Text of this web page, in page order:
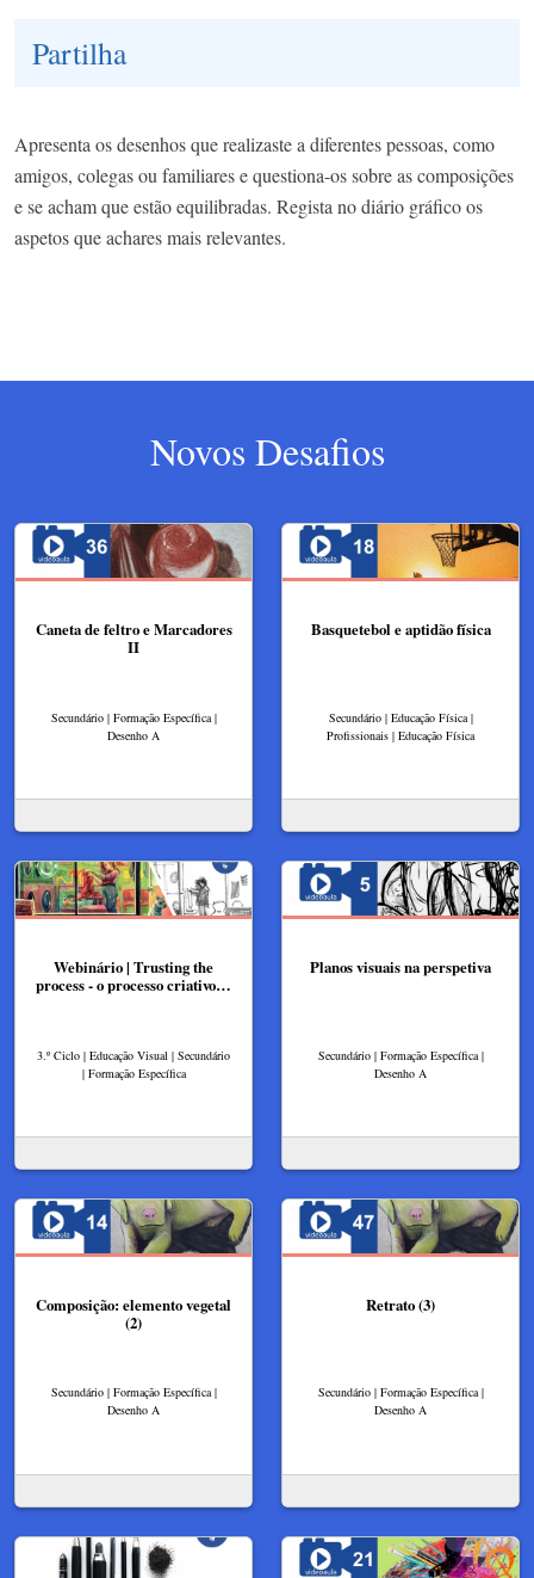
Partilha
Apresenta os desenhos que realizaste a diferentes pessoas, como
amigos, colegas ou familiares e questiona-os sobre as composições
e se acham que estão equilibradas. Regista no diário gráfico os
aspetos que achares mais relevantes.
Novos Desafios
Caneta de feltro e Marcadores
II
Secundário | Formação Específica |
Desenho A
Basquetebol e aptidão física
Secundário | Educação Física |
Profissionais | Educação Física
Webinário | Trusting the
process - o processo criativo…
3.º Ciclo | Educação Visual | Secundário
| Formação Específica
Planos visuais na perspetiva
Secundário | Formação Específica |
Desenho A
Composição: elemento vegetal
(2)
Secundário | Formação Específica |
Desenho A
Retrato (3)
Secundário | Formação Específica |
Desenho A